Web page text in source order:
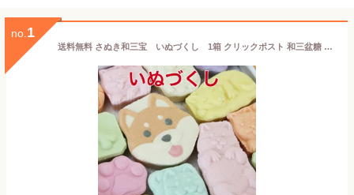
no. 1
送料無料 さぬき和三宝 いぬづくし 1箱 クリックポスト 和三盆糖 かわいい イヌ いぬ 犬 お菓子 香川 おみやげ お土産 名産品 プチギフト ギフト お祝い プレゼント お茶会に ティータイム 和三盆 和菓子 お年賀 干菓子 ばいこう堂 ひな祭り ばいこう堂 ひなまつり